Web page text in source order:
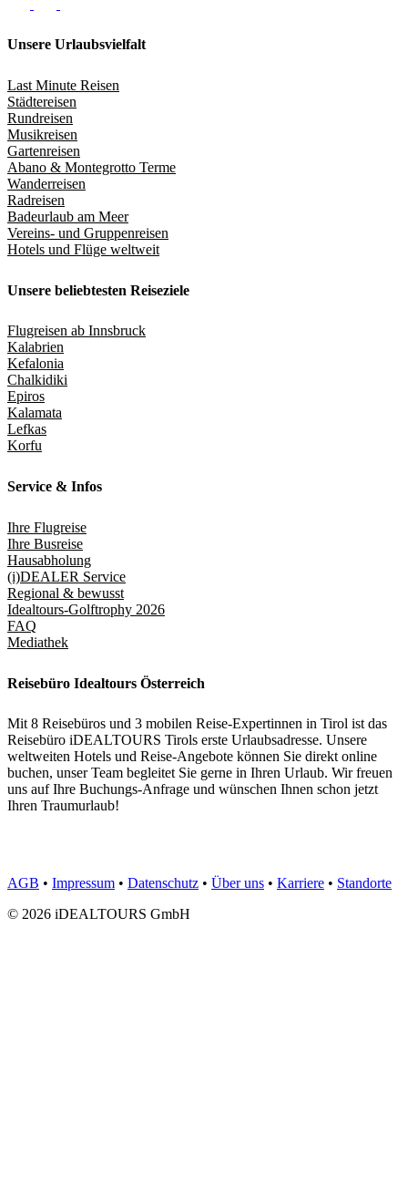
Unsere Urlaubsvielfalt
Last Minute Reisen
Städtereisen
Rundreisen
Musikreisen
Gartenreisen
Abano & Montegrotto Terme
Wanderreisen
Radreisen
Badeurlaub am Meer
Vereins- und Gruppenreisen
Hotels und Flüge weltweit
Unsere beliebtesten Reiseziele
Flugreisen ab Innsbruck
Kalabrien
Kefalonia
Chalkidiki
Epiros
Kalamata
Lefkas
Korfu
Service & Infos
Ihre Flugreise
Ihre Busreise
Hausabholung
(i)DEALER Service
Regional & bewusst
Idealtours-Golftrophy 2026
FAQ
Mediathek
Reisebüro Idealtours Österreich
Mit 8 Reisebüros und 3 mobilen Reise-Expertinnen in Tirol ist das
Reisebüro iDEALTOURS Tirols erste Urlaubsadresse. Unsere
weltweiten Hotels und Reise-Angebote können Sie direkt online
buchen, unser Team begleitet Sie gerne in Ihren Urlaub. Wir freuen
uns auf Ihre Buchungs-Anfrage und wünschen Ihnen schon jetzt
Ihren Traumurlaub!
AGB • Impressum • Datenschutz • Über uns • Karriere • Standorte
© 2026 iDEALTOURS GmbH